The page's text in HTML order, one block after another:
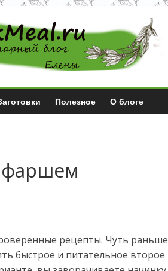
Полезное О блоге
фаршем
рецепты. Чуть раньше
быстрое и питательное второе